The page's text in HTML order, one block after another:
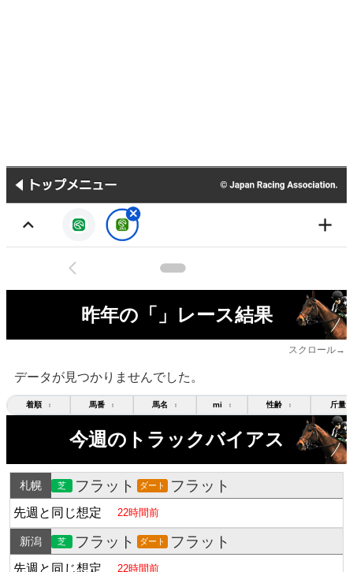
昨年の「」レース結果
スクロール→
データが見つかりませんでした。
着順 ↕ 馬番 ↕ 馬名 ↕ mi ↕ 性齢 ↕ 斤量
今週のトラックバイアス
札幌 芝 フラット ダート フラット
先週と同じ想定 22時間前
新潟 芝 フラット ダート フラット
先週と同じ想定 22時間前